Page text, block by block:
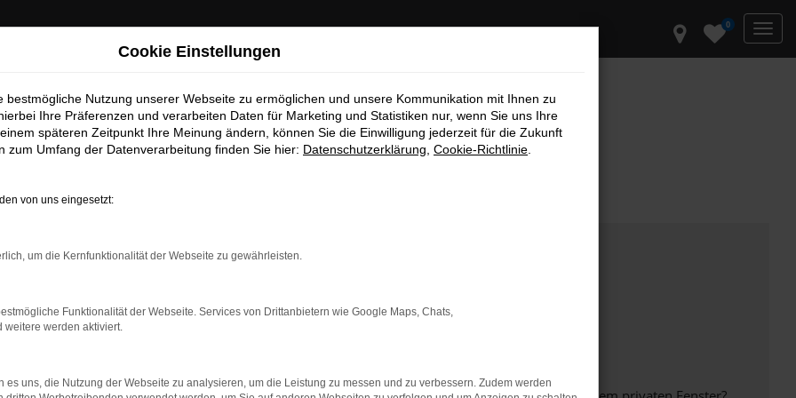
0
Cookie Einstellungen
bestmögliche Nutzung unserer Webseite zu ermöglichen und unsere Kommunikation mit Ihnen zu
Ihre Präferenzen und verarbeiten Daten für Marketing und Statistiken nur, wenn Sie uns Ihre
späteren Zeitpunkt Ihre Meinung ändern, können Sie die Einwilligung jederzeit für die Zukunft
zum Umfang der Datenverarbeitung finden Sie hier: Datenschutzerklärung Cookie-Richtlinie
von uns eingesetzt:
um die Kernfunktionalität der Webseite zu gewährleisten.
Funktionalität der Webseite. Services von Drittanbietern wie Google Maps, Chats,
weitere werden aktiviert.
es uns, die Nutzung der Webseite zu analysieren, um die Leistung zu messen und zu verbessern. Zudem werden